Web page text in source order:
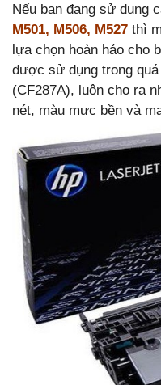
Nếu bạn đang sử dụng
M501, M506, M527 thì
lựa chọn hoàn hảo cho
được sử dụng trong
(CF287A), luôn cho ra
nét, màu mực bền và